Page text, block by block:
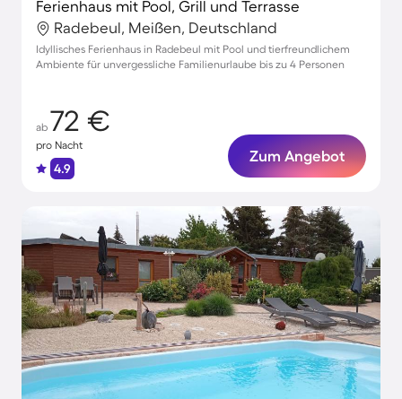
Ferienhaus mit Pool, Grill und Terrasse
Radebeul, Meißen, Deutschland
Idyllisches Ferienhaus in Radebeul mit Pool und tierfreundlichem
Ambiente für unvergessliche Familienurlaube bis zu 4 Personen
ab 72 €
pro Nacht
4.9
Zum Angebot